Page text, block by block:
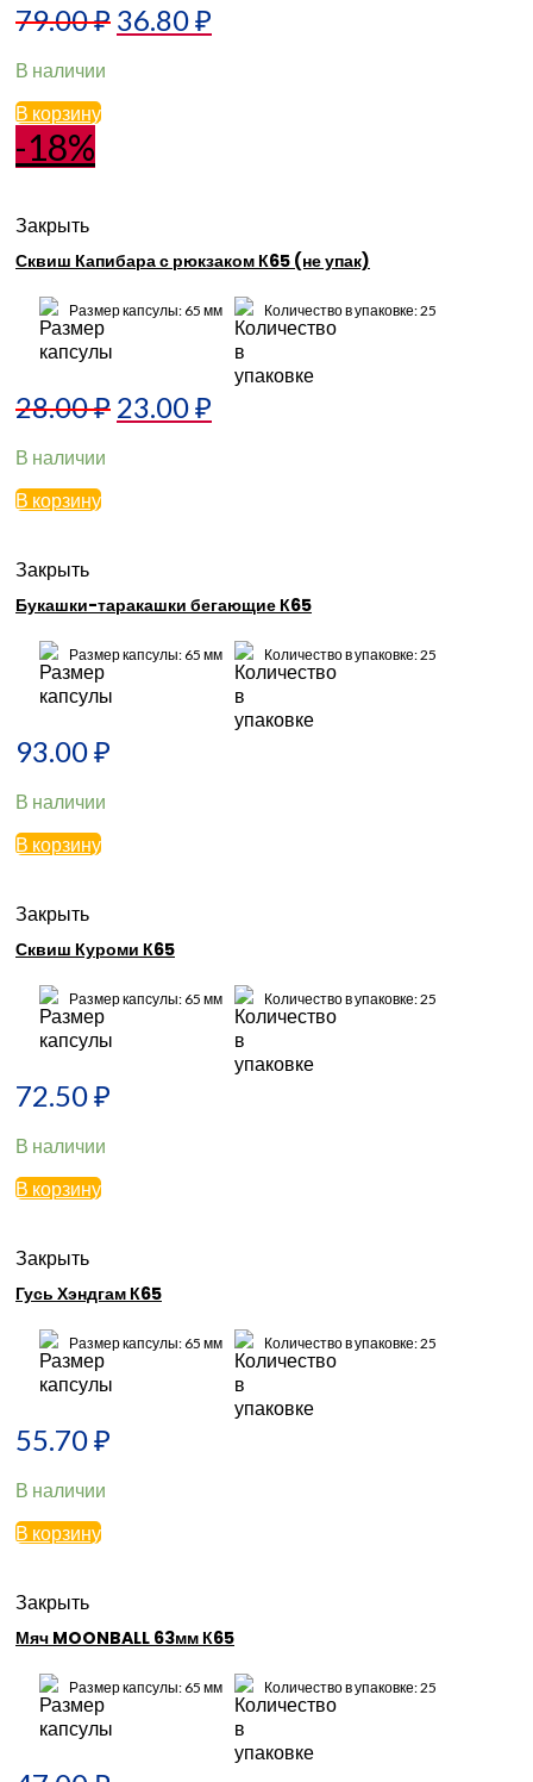
79.00₽ 36.80₽
В наличии
В корзину
-18%
Закрыть
Сквиш Капибара с рюкзаком К65 (не упак)
Размер капсулы: 65 мм Количество в упаковке: 25
28.00₽ 23.00₽
В наличии
В корзину
Закрыть
Букашки-таракашки бегающие К65
Размер капсулы: 65 мм Количество в упаковке: 25
93.00₽
В наличии
В корзину
Закрыть
Сквиш Куроми К65
Размер капсулы: 65 мм Количество в упаковке: 25
72.50₽
В наличии
В корзину
Закрыть
Гусь Хэндгам К65
Размер капсулы: 65 мм Количество в упаковке: 25
55.70₽
В наличии
В корзину
Закрыть
Мяч MOONBALL 63мм К65
Размер капсулы: 65 мм Количество в упаковке: 25